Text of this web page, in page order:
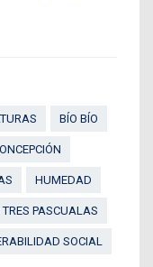
BÍO BÍO
HUMEDAD
PASCUALAS
SOCIAL